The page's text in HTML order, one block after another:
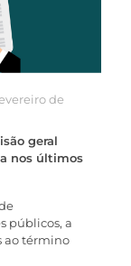
de
geral
nos últimos
públicos, a
ao término